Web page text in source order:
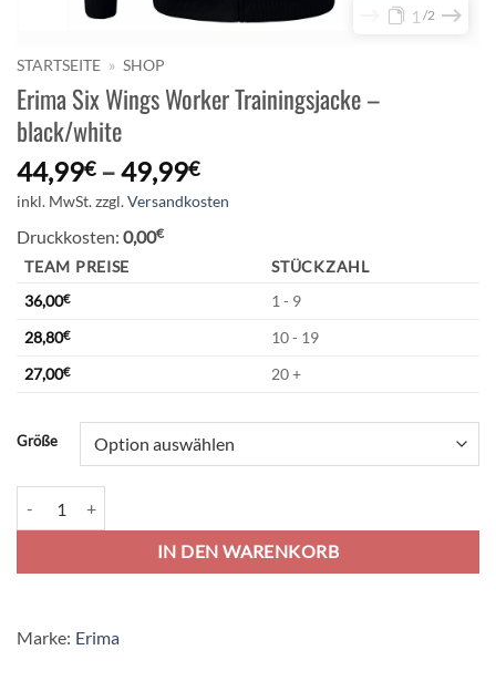
1 2
STARTSEITE » SHOP
Erima Six Wings Worker Trainingsjacke –
black/white
44,99€–49,99€
inkl. MwSt.zzgl.Versandkosten
Druckkosten: 0,00€
TEAM PREISE
STÜCKZAHL
36,00€
1 - 9
28,80€
10 - 19
27,00€ 20 +
Größe
IN DEN WARENKORB
Alternative:
Marke: Erima